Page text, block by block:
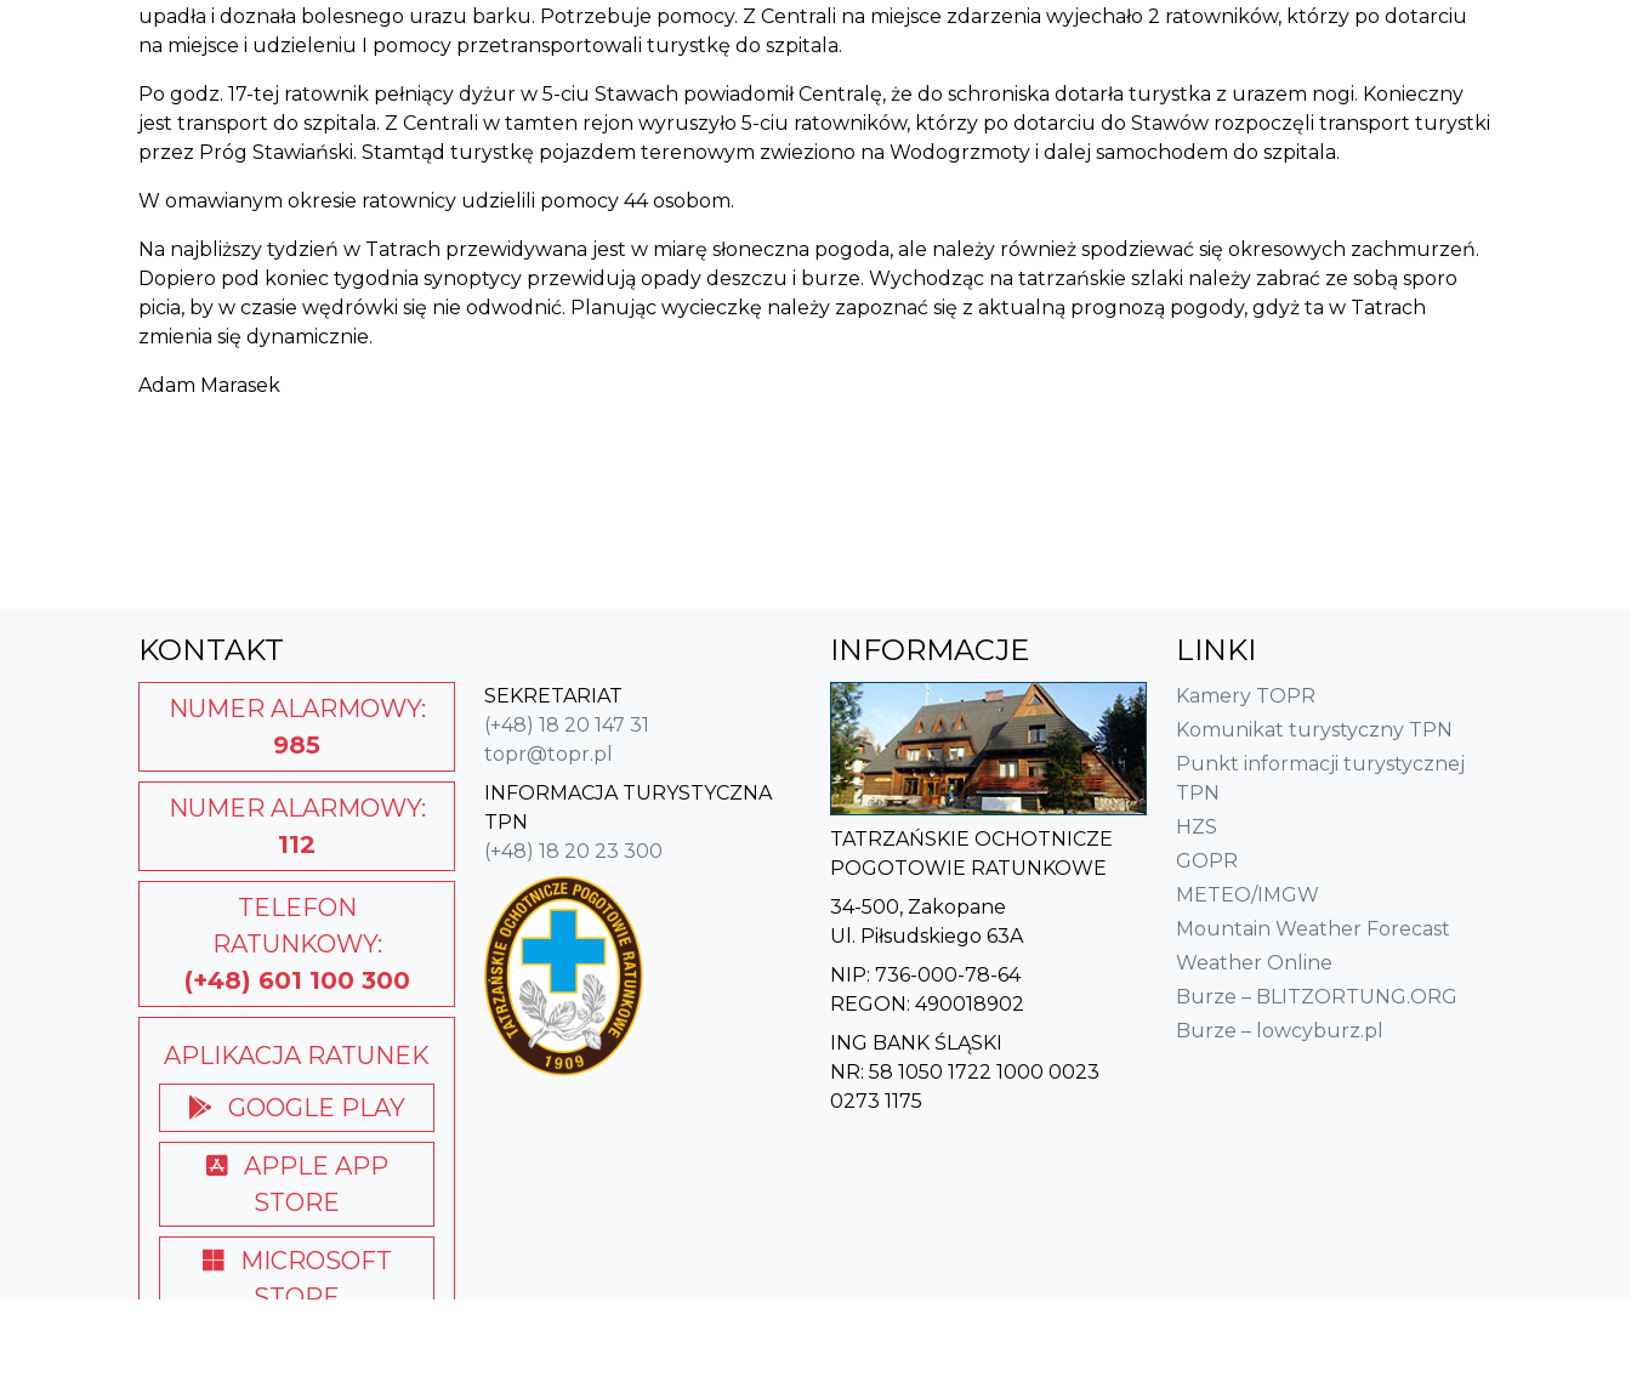
upadła i doznała bolesnego urazu barku. Potrzebuje pomocy. Z Centrali na miejsce zdarzenia wyjechało 2 ratowników, którzy po dotarciu
na miejsce i udzieleniu I pomocy przetransportowali turystkę do szpitala.
Po godz. 17-tej ratownik pełniący dyżur w 5-ciu Stawach powiadomił Centralę, że do schroniska dotarła turystka z urazem nogi. Konieczny
jest transport do szpitala. Z Centrali w tamten rejon wyruszyło 5-ciu ratowników, którzy po dotarciu do Stawów rozpoczęli transport turystki
przez Próg Stawiański. Stamtąd turystkę pojazdem terenowym zwieziono na Wodogrzmoty i dalej samochodem do szpitala.
W omawianym okresie ratownicy udzielili pomocy 44 osobom.
Na najbliższy tydzień w Tatrach przewidywana jest w miarę słoneczna pogoda, ale należy również spodziewać się okresowych zachmurzeń.
Dopiero pod koniec tygodnia synoptycy przewidują opady deszczu i burze. Wychodząc na tatrzańskie szlaki należy zabrać ze sobą sporo
picia, by w czasie wędrówki się nie odwodnić. Planując wycieczkę należy zapoznać się z aktualną prognozą pogody, gdyż ta w Tatrach
zmienia się dynamicznie.
Adam Marasek
KONTAKT
NUMER ALARMOWY:
985
NUMER ALARMOWY:
112
TELEFON
RATUNKOWY:
(+48) 601 100 300
APLIKACJA RATUNEK
GOOGLE PLAY
APPLE APP
STORE
MICROSOFT
STORE
SEKRETARIAT
(+48) 18 20 147 31
topr@topr.pl
INFORMACJA TURYSTYCZNA
TPN
(+48) 18 20 23 300
INFORMACJE
TATRZAŃSKIE OCHOTNICZE
POGOTOWIE RATUNKOWE
34-500, Zakopane
Ul. Piłsudskiego 63A
NIP: 736-000-78-64
REGON: 490018902
ING BANK ŚLĄSKI
NR: 58 1050 1722 1000 0023
0273 1175
LINKI
Kamery TOPR
Komunikat turystyczny TPN
Punkt informacji turystycznej
TPN
HZS
GOPR
METEO/IMGW
Mountain Weather Forecast
Weather Online
Burze – BLITZORTUNG.ORG
Burze – lowcyburz.pl